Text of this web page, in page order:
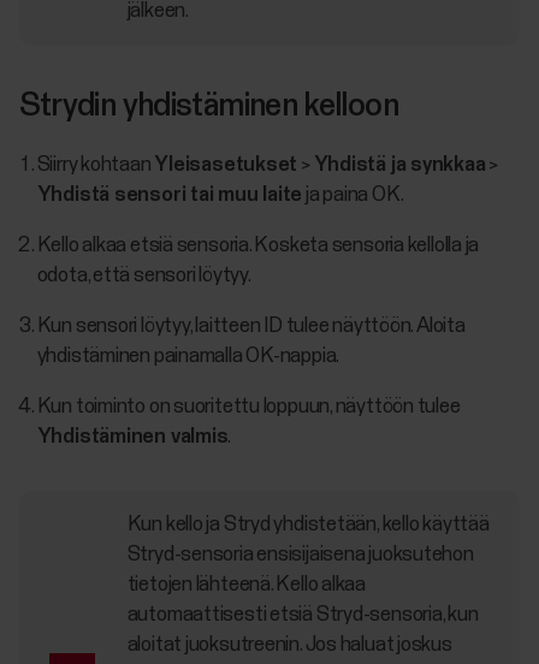
jälkeen.
Strydin yhdistäminen kelloon
Siirry kohtaan Yleisasetukset > Yhdistä ja synkkaa >
Yhdistä sensori tai muu laite ja paina OK.
Kello alkaa etsiä sensoria. Kosketa sensoria kellolla ja
odota, että sensori löytyy.
Kun sensori löytyy, laitteen ID tulee näyttöön. Aloita
yhdistäminen painamalla OK-nappia.
Kun toiminto on suoritettu loppuun, näyttöön tulee
Yhdistäminen valmis.
Kun kello ja Stryd yhdistetään, kello käyttää
Stryd-sensoria ensisijaisena juoksutehon
tietojen lähteenä. Kello alkaa
automaattisesti etsiä Stryd-sensoria, kun
aloitat juoksutreenin. Jos haluat joskus